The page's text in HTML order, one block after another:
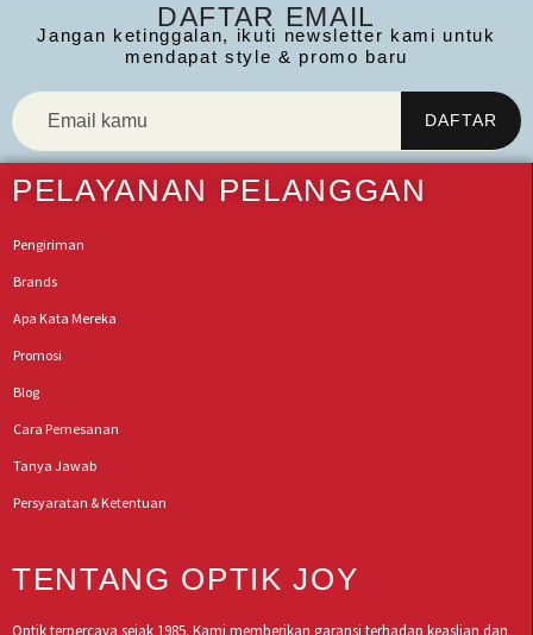
DAFTAR EMAIL
Jangan ketinggalan, ikuti newsletter kami untuk
mendapat style & promo baru
PELAYANAN PELANGGAN
Pengiriman
Brands
Apa Kata Mereka
Promosi
Blog
Cara Pemesanan
Tanya Jawab
Persyaratan & Ketentuan
TENTANG OPTIK JOY
Optik terpercaya sejak 1985. Kami memberikan garansi terhadap keaslian dan